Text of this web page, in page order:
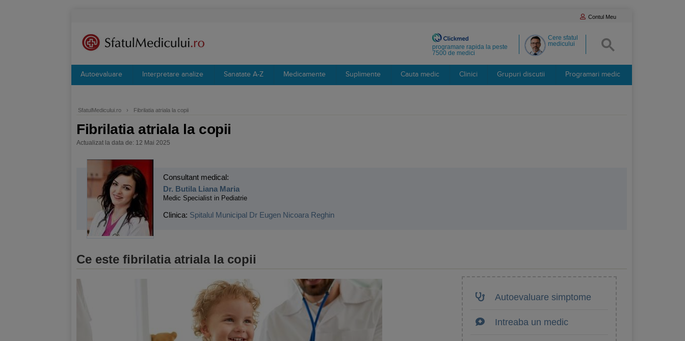
Contul Meu
Cere sfatul
medicului
programare rapida la peste
7500 de medici
Autoevaluare Interpretare analize Sanatate A-Z Medicamente Suplimente Cauta medic Clinici Grupuri discutii Programari medic
SfatulMedicului.ro › Fibrilatia atriala la copii
Fibrilatia atriala la copii
Actualizat la data de: 12 Mai 2025
Consultant medical:
Dr. Butila Liana Maria
Medic Specialist in Pediatrie
Clinica: Spitalul Municipal Dr Eugen Nicoara Reghin
Ce este fibrilatia atriala la copii
Autoevaluare simptome
Intreaba un medic